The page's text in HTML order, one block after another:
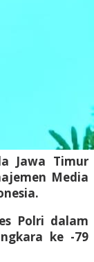
Jawa Timur
Media
Polri dalam
ke -79